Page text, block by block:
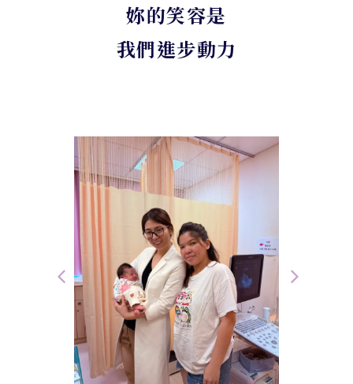
妳的笑容是
我們進步動力